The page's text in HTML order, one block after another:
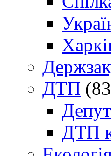
ДТП
ДТП